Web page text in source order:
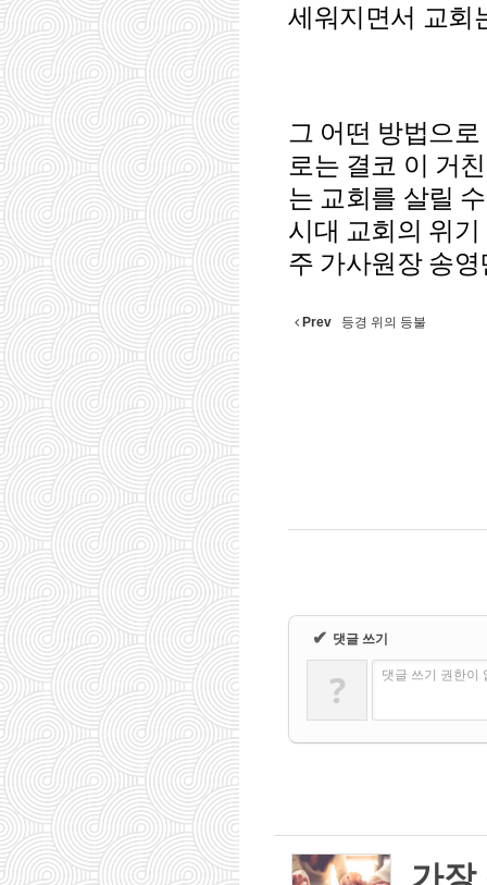
세워지면서 교회
그 어떤 방법으
로는 결코 이 거
는 교회를 살릴
시대 교회의 위
주 가사원장 송영
Prev 등경 위의 등불
✔ 댓글 쓰기
? 댓글 쓰기 권한이
가장